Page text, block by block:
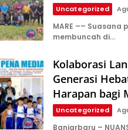
Uncategorized
​MARE ––
membuncah di…
Kolaborasi
Generasi
Harapan bagi
Uncategorized
Banjarbaru –